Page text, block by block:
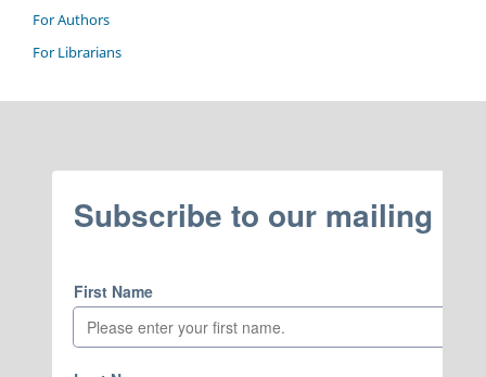
For Authors
For Librarians